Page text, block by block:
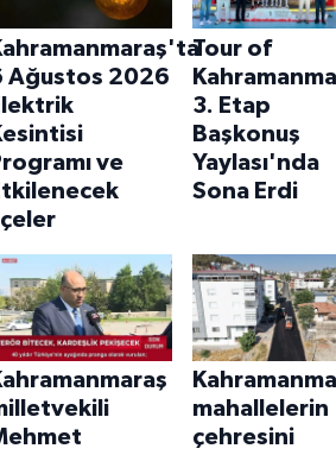
Ağustos 2026
ve
İlçeler
Tour of
3. Etap
Başkonuş
Yaylası'nda
Sona Erdi
mahallelerin
çehresini